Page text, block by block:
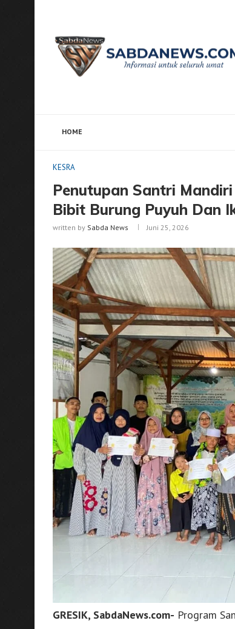
HOME
KESRA
Penutupan Santri
Bibit Burung Puyuh Dan
written by Sabda News Juni 25, 2026
GRESIK, SabdaNews.com- Program